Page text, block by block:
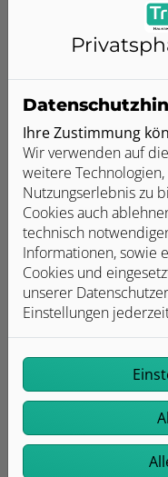
Unser
Wir verbauen
renommierter
umfassende
und Sie sparen
ausbleibende
ausführlich zu den
BAFA und KfW,
Ihre Zustimmung
Wir verwenden auf
weitere
Nutzungserlebnis zu
Cookies auch
technisch
Informationen, sowie
Cookies und
unserer
Einstellungen